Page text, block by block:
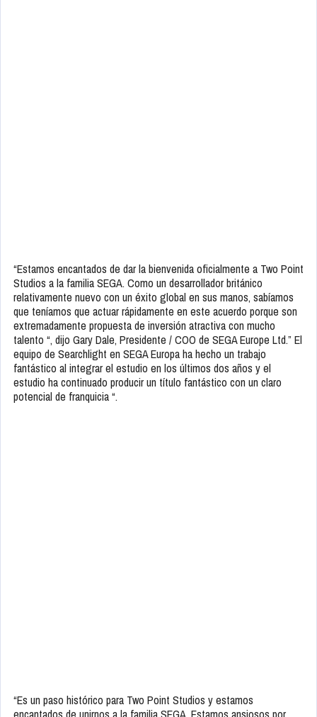
“Estamos encantados de dar la bienvenida oficialmente a Two Point
Studios a la familia SEGA. Como un desarrollador británico
relativamente nuevo con un éxito global en sus manos, sabíamos
que teníamos que actuar rápidamente en este acuerdo porque son
extremadamente propuesta de inversión atractiva con mucho
talento “, dijo Gary Dale, Presidente / COO de SEGA Europe Ltd.” El
equipo de Searchlight en SEGA Europa ha hecho un trabajo
fantástico al integrar el estudio en los últimos dos años y el
estudio ha continuado producir un título fantástico con un claro
potencial de franquicia “.
“Es un paso histórico para Two Point Studios y estamos